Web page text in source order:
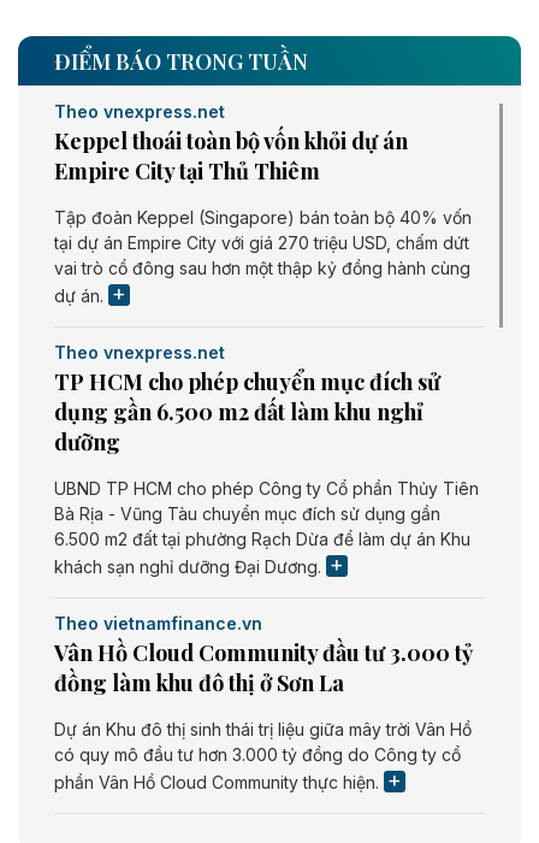
ĐIỂM BÁO TRONG TUẦN
Theo vnexpress.net
Keppel thoái toàn bộ vốn khỏi dự án
Empire City tại Thủ Thiêm
Tập đoàn Keppel (Singapore) bán toàn bộ 40% vốn
tại dự án Empire City với giá 270 triệu USD, chấm dứt
vai trò cổ đông sau hơn một thập kỷ đồng hành cùng
dự án.
Theo vnexpress.net
TP HCM cho phép chuyển mục đích sử
dụng gần 6.500 m2 đất làm khu nghỉ
dưỡng
UBND TP HCM cho phép Công ty Cổ phần Thủy Tiên
Bà Rịa - Vũng Tàu chuyển mục đích sử dụng gần
6.500 m2 đất tại phường Rạch Dừa để làm dự án Khu
khách sạn nghỉ dưỡng Đại Dương.
Theo vietnamfinance.vn
Vân Hồ Cloud Community đầu tư 3.000 tỷ
đồng làm khu đô thị ở Sơn La
Dự án Khu đô thị sinh thái trị liệu giữa mây trời Vân Hồ
có quy mô đầu tư hơn 3.000 tỷ đồng do Công ty cổ
phần Vân Hồ Cloud Community thực hiện.